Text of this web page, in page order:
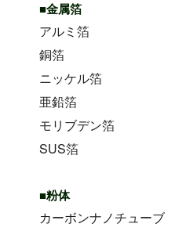
■金属箔
アルミ箔
銅箔
ニッケル箔
亜鉛箔
モリブデン箔
SUS箔
■粉体
カーボンナノチューブ